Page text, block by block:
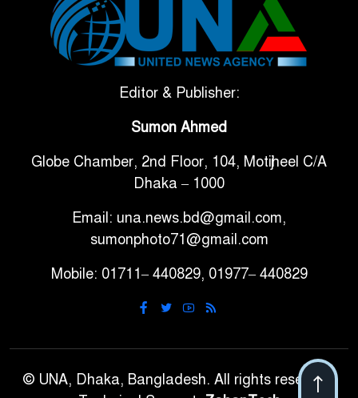
টানা ৩ ম্যাচে গোল ভিনির, ইতিহাস
বলছে বিশ্বকাপ জিতবে ব্রাজিল
সরকারি ৩শ কেজি বই বিক্রির
গাড়ি বিক্রির পর মালিকানা
পরিবর্তনে কঠোর নির্দেশনা
আ.লীগ ও বিএনপির বিরুদ্ধে
নাহিদ
ঢাবিতে মাথায় কাঁঠাল পড়ে মালির
Editor & Publisher:
Sumon Ahmed
Globe Chamber, 2nd Floor, 104, Motijheel C/A
Dhaka – 1000
Email: una.news.bd@gmail.com,
sumonphoto71@gmail.com
Mobile: 01711– 440829, 01977– 440829
© UNA, Dhaka, Bangladesh. All rights reserved.